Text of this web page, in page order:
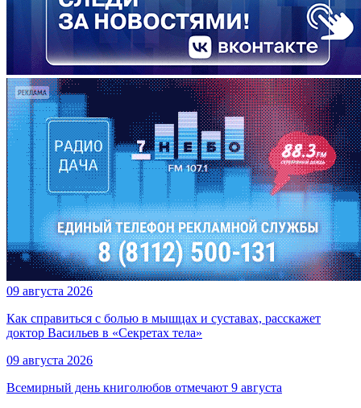
09 августа 2026
Как справиться с болью в мышцах и суставах, расскажет
доктор Васильев в «Секретах тела»
09 августа 2026
Всемирный день книголюбов отмечают 9 августа